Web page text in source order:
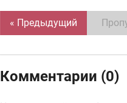
« Предыдущий
Комментарии (0)